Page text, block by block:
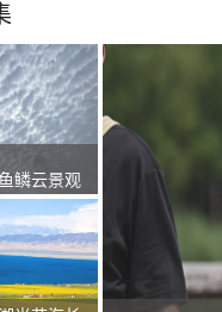
鳞云景观